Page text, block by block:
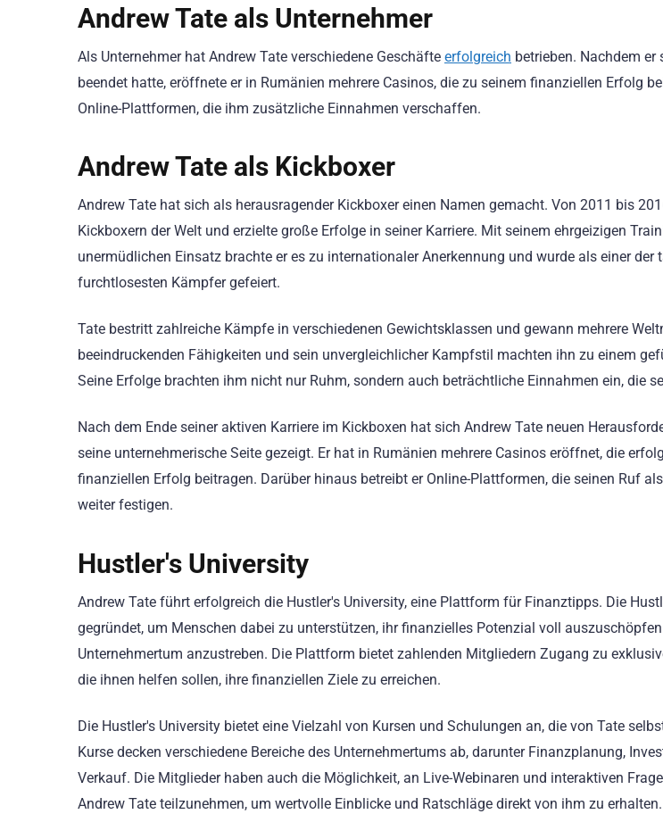
Andrew Tate als Unternehmer
Als Unternehmer hat Andrew Tate verschiedene Geschäfte erfolgreich betrieben. Nachdem er
beendet hatte, eröffnete er in Rumänien mehrere Casinos, die zu seinem finanziellen Erfolg
Online-Plattformen, die ihm zusätzliche Einnahmen verschaffen.
Andrew Tate als Kickboxer
Andrew Tate hat sich als herausragender Kickboxer einen Namen gemacht. Von 2011 bis
Kickboxern der Welt und erzielte große Erfolge in seiner Karriere. Mit seinem ehrgeizigen
unermüdlichen Einsatz brachte er es zu internationaler Anerkennung und wurde als einer der
furchtlosesten Kämpfer gefeiert.
Tate bestritt zahlreiche Kämpfe in verschiedenen Gewichtsklassen und gewann mehrere
beeindruckenden Fähigkeiten und sein unvergleichlicher Kampfstil machten ihn zu einem
Seine Erfolge brachten ihm nicht nur Ruhm, sondern auch beträchtliche Einnahmen ein, die
Nach dem Ende seiner aktiven Karriere im Kickboxen hat sich Andrew Tate neuen
seine unternehmerische Seite gezeigt. Er hat in Rumänien mehrere Casinos eröffnet, die
finanziellen Erfolg beitragen. Darüber hinaus betreibt er Online-Plattformen, die seinen Ruf
weiter festigen.
Hustler's University
Andrew Tate führt erfolgreich die Hustler's University, eine Plattform für Finanztipps. Die
gegründet, um Menschen dabei zu unterstützen, ihr finanzielles Potenzial voll
Unternehmertum anzustreben. Die Plattform bietet zahlenden Mitgliedern Zugang zu
die ihnen helfen sollen, ihre finanziellen Ziele zu erreichen.
Die Hustler's University bietet eine Vielzahl von Kursen und Schulungen an, die von Tate
Kurse decken verschiedene Bereiche des Unternehmertums ab, darunter Finanzplanung,
Verkauf. Die Mitglieder haben auch die Möglichkeit, an Live-Webinaren und interaktiven
Andrew Tate teilzunehmen, um wertvolle Einblicke und Ratschläge direkt von ihm zu erhalten.